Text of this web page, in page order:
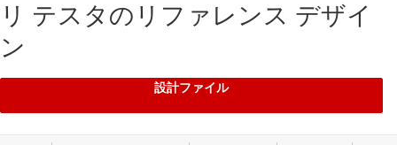
リ テスタのリファレンス デザイ
ン
設計ファイル